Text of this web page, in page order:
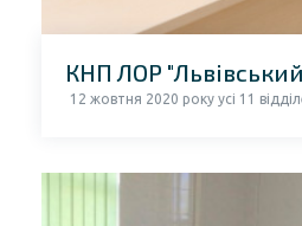
12 жовтня 2020 року усі 11